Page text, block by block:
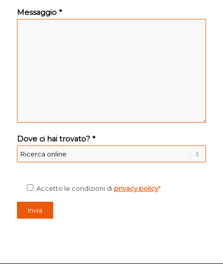
Messaggio *
Dove ci hai trovato? *
Accetto le condizioni di privacy policy*